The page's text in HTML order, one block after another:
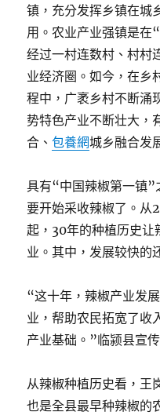
镇，充分发挥乡镇在城
用。农业产业强镇是在
经过一村连数村、村村
业经济圈。如今，在乡
程中，广袤乡村不断涌
势特色产业不断壮大，
合、包養網城乡融合发
具有“中国辣椒第一镇
要开始采收辣椒了。从
起，30年的种植历史让
业。其中，发展较快的
“这十年，辣椒产业发
业，帮助农民拓宽了收
产业基础。”临颍县宣
从辣椒种植历史看，王
也是全县最早种辣椒的